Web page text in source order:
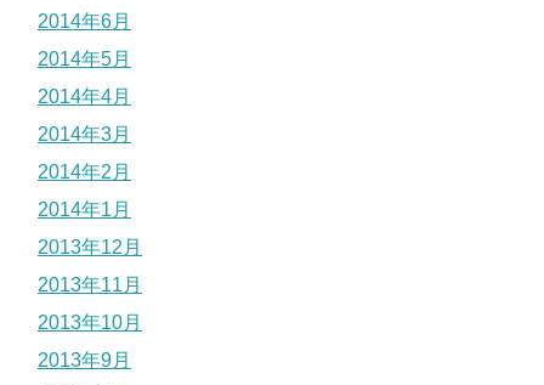
2014年6月
2014年5月
2014年4月
2014年3月
2014年2月
2014年1月
2013年12月
2013年11月
2013年10月
2013年9月